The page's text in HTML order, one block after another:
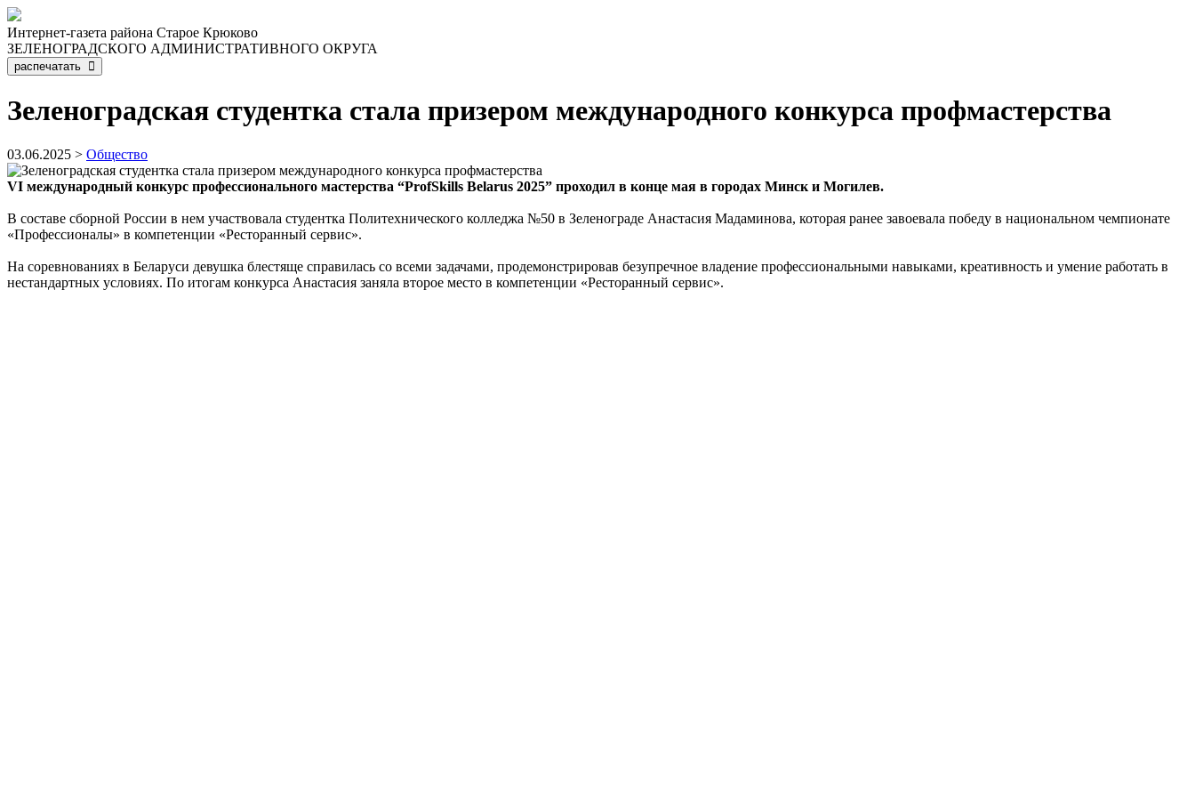
Интернет-газета района Старое Крюково
ЗЕЛЕНОГРАДСКОГО АДМИНИСТРАТИВНОГО ОКРУГА
распечатать
Зеленоградская студентка стала призером международного конкурса профмастерства
03.06.2025 > Общество
VI международный конкурс профессионального мастерства “ProfSkills Belarus 2025” проходил в конце мая в городах Минск и Могилев.
В составе сборной России в нем участвовала студентка Политехнического колледжа №50 в Зеленограде Анастасия Мадаминова, которая ранее завоевала победу в национальном чемпионате
«Профессионалы» в компетенции «Ресторанный сервис».
На соревнованиях в Беларуси девушка блестяще справилась со всеми задачами, продемонстрировав безупречное владение профессиональными навыками, креативность и умение работать в
нестандартных условиях. По итогам конкурса Анастасия заняла второе место в компетенции «Ресторанный сервис».